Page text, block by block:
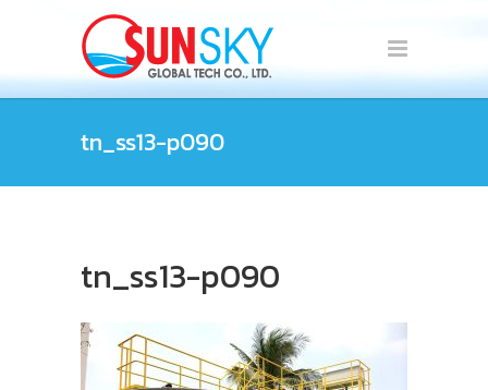
tn_ss13-p090
tn_ss13-p090